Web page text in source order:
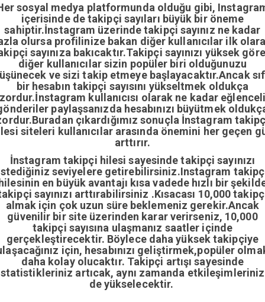
sosyal medya platformunda olduğu gibi,
içerisinde de takipçi sayıları büyük bir öneme
sahiptir.İnstagram üzerinde takipçi sayınız ne kadar
olursa profilinize bakan diğer kullanıcılar ilk
sayınıza bakıcaktır.Takipçi sayınızı yüksek
diğer kullanıcılar sizin popüler biri olduğunuzu
ve sizi takip etmeye başlayacaktır.Ancak
bir hesabın takipçi sayısını yükseltmek oldukça
kullanıcısı olarak ne kadar
paylaşsanızda hesabınızı büyütmek
çıkardığımız sonuçla İnstagram
siteleri kullanıcılar arasında önemini her geçen
arttırır.
İnstagram takipçi hilesi sayesinde takipçi sayınızı
seviyelere getirebilirsiniz.Instagram
en büyük avantajı kısa vadede hızlı bir
sayınızı arttırabilirsiniz .Kısacası 10,000
almak için çok uzun süre beklemeniz gerekir.Ancak
güvenilir bir site üzerinden karar verirseniz, 10,000
takipçi sayısına ulaşmanız saatler içinde
gerçekleştirecektir. Böylece daha yüksek takipçiye
için, hesabınızı geliştirmek,popüler
daha kolay olucaktır. Takipçi artışı sayesinde
artıcak, aynı zamanda
de yükselecektir.